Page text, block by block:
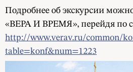
Подробнее об экскурсии
«ВЕРА И ВРЕМЯ», перейдя по
http://www.verav.ru/common/
table=konf&num=1223